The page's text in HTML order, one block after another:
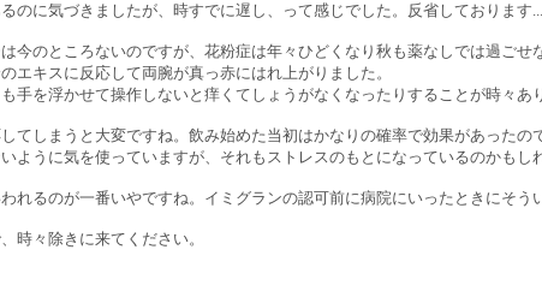
のに気づきましたが、時すでに遅し、って感じでした。反省しております...
のところないのですが、花粉症は年々ひどくなり秋も薬なしでは過ごせ
キスに反応して両腕が真っ赤にはれ上がりました。
を浮かせて操作しないと痒くてしょうがなくなったりすることが時々あ
てしまうと大変ですね。飲み始めた当初はかなりの確率で効果があった
うに気を使っていますが、それもストレスのもとになっているのかもし
るのが一番いやですね。イミグランの認可前に病院にいったときにそう
時々除きに来てください。